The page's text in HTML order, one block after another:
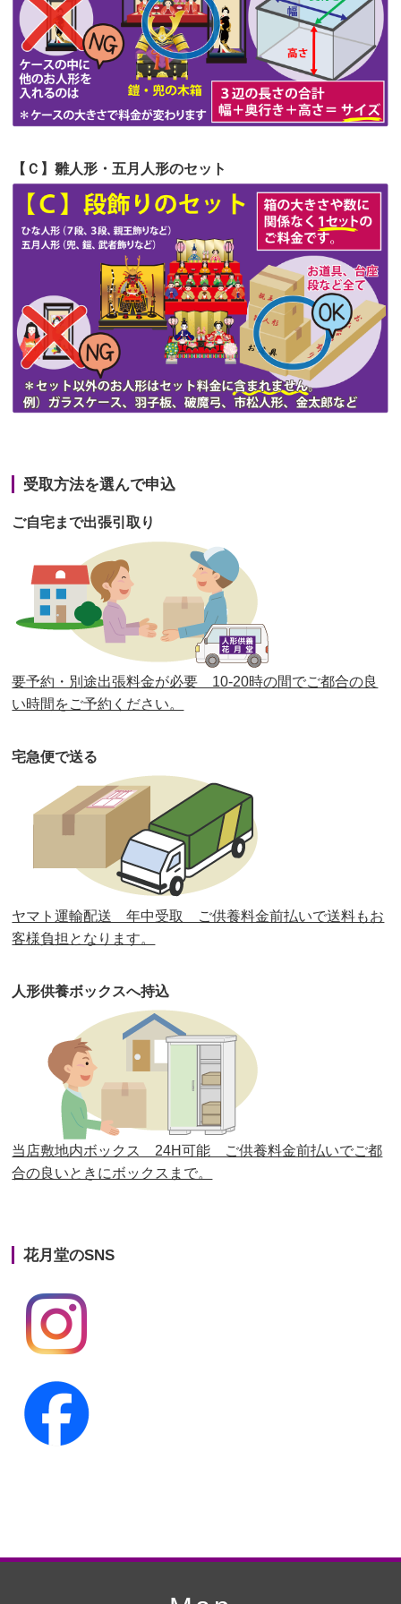
第53回人形供養祭令和4年7月1日(金)
第52回人形供養祭令和4年5月17日(火)
第51回人形供養祭令和4年4月18日(月)
第50回人形供養祭令和4年3月15日(火)
第49回人形供養祭令和4年1月17日(月)
第48回人形供養祭令和3年12月3日(金)
第47回人形供養祭 令和3年10月11日(月)
第46回人形供養祭 令和3年9月13日(月)
第45回人形供養祭令和3年7月12日(月)
第44回人形供養祭令和3年6月3日(木)
第43回人形供養祭令和3年4月23日(金)
第39回人形供養祭令和2年10月22日(木)
第38回人形供養祭 令和2年8月26日(水)
第37回人形供養祭 令和2年6月8日(月)
第36回人形供養祭 令和2年4月16日(木)
第35回人形供養祭令和2年2月13日(木)
第33回人形供養祭
第32回人形供養祭 令和元年6月12日(水)
第31回人形供養祭 平成31年3月13日(水)
第30回人形供養祭平成30年11月28日(水)
第29回人形供養祭平成30年5月23日(水)
第27回人形供養祭平成29年6月14日(水)
第26回人形供養祭平成28年12月15日(木)
第25回人形供養祭 平成28年6月16日(木)
第24回人形供養祭 平成27年11月27日
第23回人形供養祭平成26年12月5日
第22回人形供養祭平成26年4月28日
第20回人形供養祭
第19回人形供養祭
第18回人形供養祭
第16回人形供養祭
第15回人形供養祭
第12回人形供養祭平成22年3月9日
平成21年12月4日
【Ｃ】雛人形・五月人形のセット
受取方法を選んで申込
ご自宅まで出張引取り
要予約・別途出張料金が必要 10-20時の間でご都合の良
い時間をご予約ください。
宅急便で送る
ヤマト運輸配送 年中受取 ご供養料金前払いで送料もお
客様負担となります。
人形供養ボックスへ持込
当店敷地内ボックス 24H可能 ご供養料金前払いでご都
合の良いときにボックスまで。
花月堂のSNS